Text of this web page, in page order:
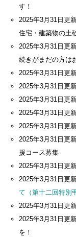
す！
2025年3月31日更
住宅・建築物の土
2025年3月31日更
続きがまだの方は
2025年3月31日更
2025年3月31日更
2025年3月31日更
2025年3月31日更
2025年3月31日更
2025年3月31日更
援コース募集
2025年3月31日更
2025年3月31日更
て（第十二回特別
2025年3月31日更
2025年3月31日更
を！